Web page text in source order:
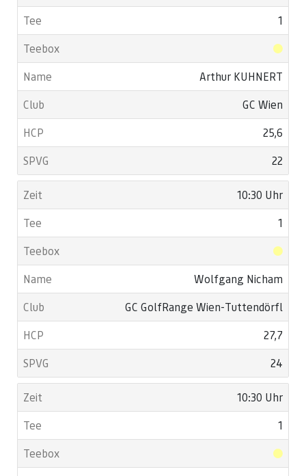
1
Arthur KUHNERT
GC Wien
25,6
22
10:30 Uhr
1
Wolfgang Nicham
GC GolfRange Wien-Tuttendörfl
27,7
24
10:30 Uhr
1